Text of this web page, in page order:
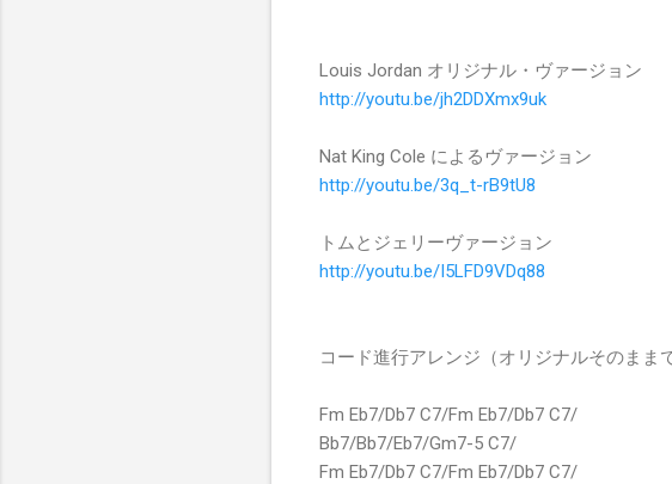
Louis Jordan オリジナル・ヴァージョン
http://youtu.be/jh2DDXmx9uk
Nat King Cole によるヴァージョン
http://youtu.be/3q_t-rB9tU8
トムとジェリーヴァージョン
http://youtu.be/I5LFD9VDq88
コード進行アレンジ（オリジナルそのまま
Fm Eb7/Db7 C7/Fm Eb7/Db7 C7/
Bb7/Bb7/Eb7/Gm7-5 C7/
Fm Eb7/Db7 C7/Fm Eb7/Db7 C7/